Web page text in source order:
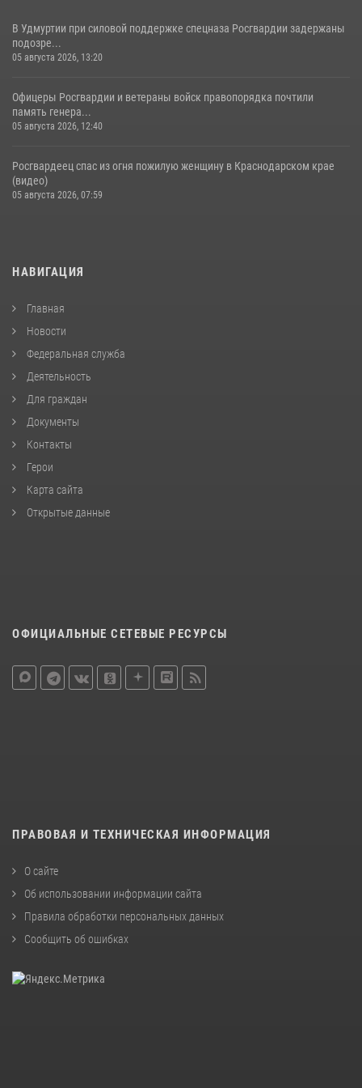
В Удмуртии при силовой поддержке спецназа Росгвардии задержаны
подозре...
05 августа 2026, 13:20
Офицеры Росгвардии и ветераны войск правопорядка почтили
память генера...
05 августа 2026, 12:40
Росгвардеец спас из огня пожилую женщину в Краснодарском крае
(видео)
05 августа 2026, 07:59
НАВИГАЦИЯ
Главная
Новости
Федеральная служба
Деятельность
Для граждан
Документы
Контакты
Герои
Карта сайта
Открытые данные
ОФИЦИАЛЬНЫЕ СЕТЕВЫЕ РЕСУРСЫ
ПРАВОВАЯ И ТЕХНИЧЕСКАЯ ИНФОРМАЦИЯ
О сайте
Об использовании информации сайта
Правила обработки персональных данных
Сообщить об ошибках